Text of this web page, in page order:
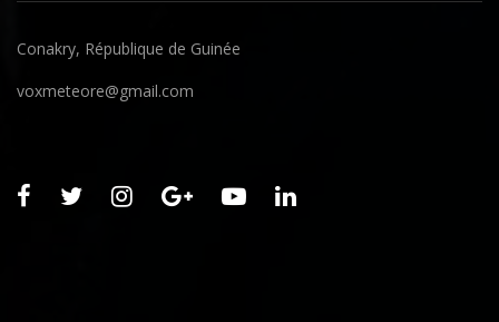
Conakry, République de Guinée
voxmeteore@gmail.com